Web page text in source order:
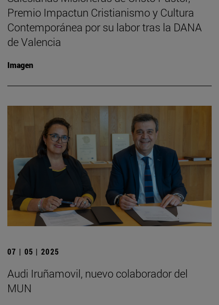
Premio Impactun Cristianismo y Cultura
Contemporánea por su labor tras la DANA
de Valencia
Imagen
07 | 05 | 2025
Audi Iruñamovil, nuevo colaborador del
MUN